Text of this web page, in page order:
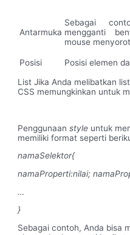
Antarmuka
Sebagai
mengganti
mouse
Posisi Posisi elemen
List Jika Anda melibatkan
CSS memungkinkan untuk
Penggunaanstyle untuk
memiliki format seperti
namaSelektor{
namaProperti:nilai;
…
}
Sebagai contoh, Anda bisa